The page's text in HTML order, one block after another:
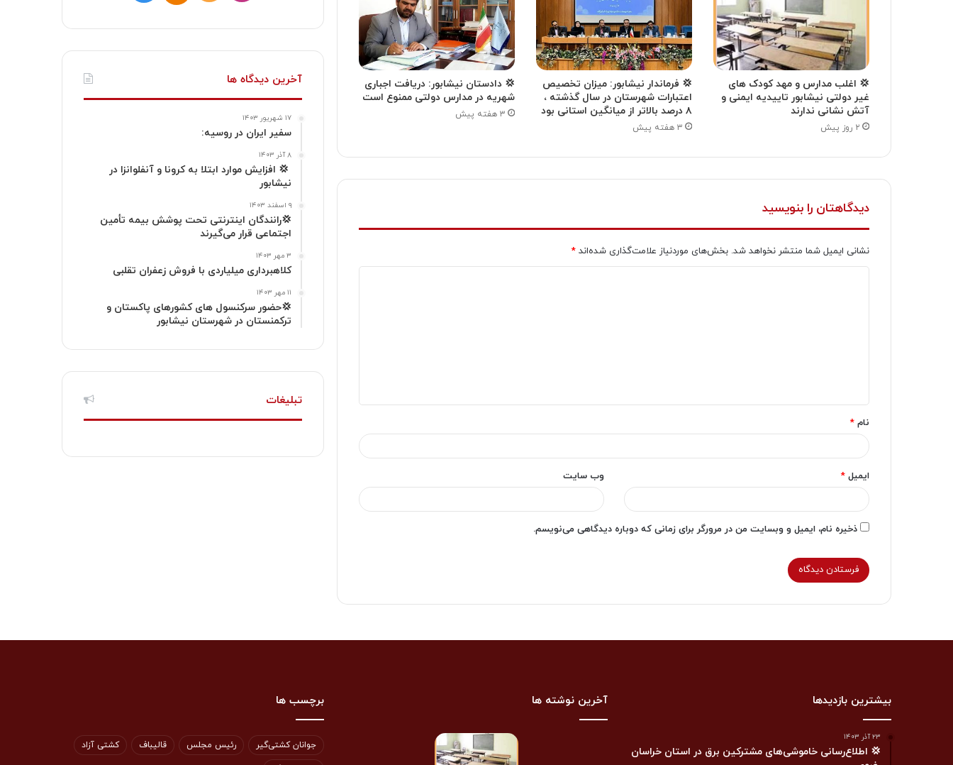
💢 اغلب مدارس و مهد کودک های
غیر دولتی نیشابور تاییدیه ایمنی و
آتش نشانی ندارند
۲ روز پیش
💢 فرماندار نیشابور: میزان تخصیص
اعتبارات شهرستان در سال گذشته ،
۸ درصد بالاتر از میانگین استانی بود
۳ هفته پیش
💢 دادستان نیشابور: دریافت اجباری
شهریه در مدارس دولتی ممنوع است
۳ هفته پیش
دیدگاهتان را بنویسید
نشانی ایمیل شما منتشر نخواهد شد. بخش‌های موردنیاز علامت‌گذاری شده‌اند *
*
نام *
ایمیل * وب‌ سایت
ذخیره نام، ایمیل و وبسایت من در مرورگر برای زمانی که دوباره دیدگاهی می‌نویسم.
س
ت
ا
م
ک
ت
ا
آخرین دیدگاه ها
۱۷ شهریور ۱۴۰۳
سفیر ایران در روسیه:
۸ آذر ۱۴۰۳
‍ 💢 افزایش موارد ابتلا به کرونا و آنفلوانزا در
نیشابور
۹ اسفند ۱۴۰۳
💢رانندگان اینترنتی تحت پوشش بیمه تأمین
اجتماعی قرار می‌گیرند
۳ مهر ۱۴۰۳
کلاهبرداری میلیاردی با فروش زعفران تقلبی
۱۱ مهر ۱۴۰۳
💢حضور سرکنسول های کشورهای پاکستان و
ترکمنستان در شهرستان نیشابور
تبلیغات
بیشترین بازدیدها
۲۳ آذر ۱۴۰۳
💢 اطلاع‌رسانی خاموشی‌های مشترکین برق در استان خراسان
آخرین نوشته ها برچسب ها
جوانان کشتی‌گیر رئیس مجلس قالیباف کشتی آزاد